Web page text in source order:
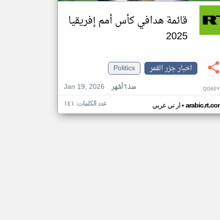
قائمة هدافي كأس أمم إفريقيا
2025
اخبار جزر القمر
Politics
Jan 19, 2026
منذ ٦ أشهر
ار تي عربي• عدد الكلمات: ١٤١